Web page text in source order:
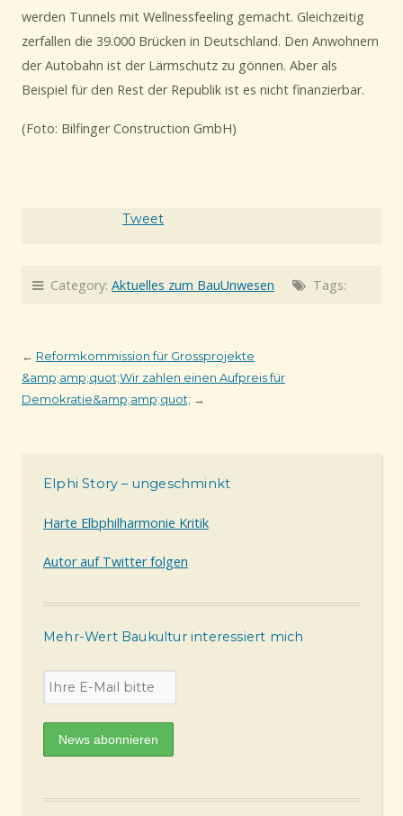
werden Tunnels mit Wellnessfeeling gemacht. Gleichzeitig
zerfallen die 39.000 Brücken in Deutschland. Den Anwohnern
der Autobahn ist der Lärmschutz zu gönnen. Aber als
Beispiel für den Rest der Republik ist es nicht finanzierbar.
(Foto: Bilfinger Construction GmbH)
Tweet
Category: Aktuelles zum BauUnwesen Tags:
← Reformkommission für Grossprojekte
&amp;amp;quot;Wir zahlen einen Aufpreis für
Demokratie&amp;amp;quot; →
Elphi Story – ungeschminkt
Harte Elbphilharmonie Kritik
Autor auf Twitter folgen
Mehr-Wert Baukultur interessiert mich